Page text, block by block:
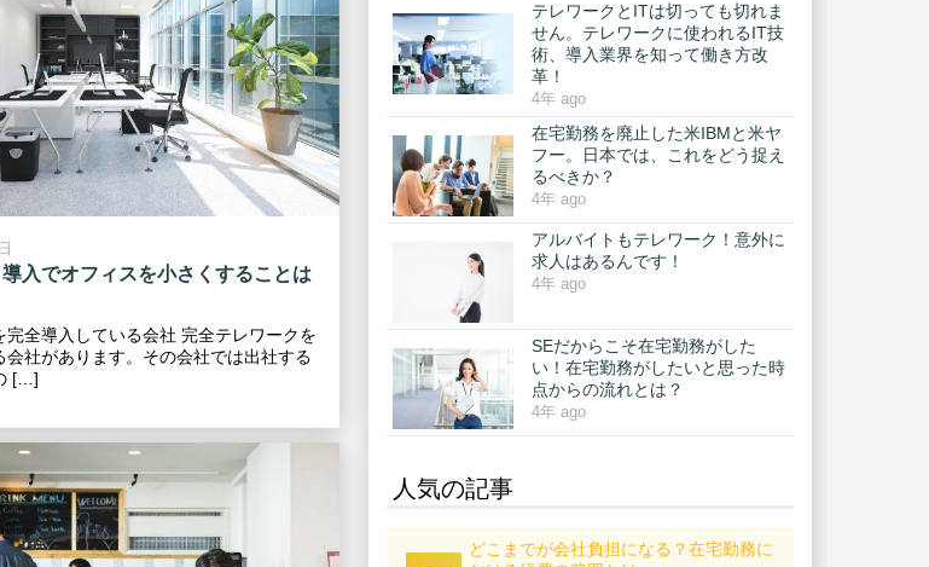
入でオフィスを小さくすることは
完全導入している会社 完全テレワークを
会社があります。その会社では出社する
[…]
テレワークとITは切っても切れま
せん。テレワークに使われるIT技
術、導入業界を知って働き方改
革！
4年 ago
在宅勤務を廃止した米IBMと米ヤ
フー。日本では、これをどう捉え
るべきか？
4年 ago
アルバイトもテレワーク！意外に
求人はあるんです！
4年 ago
SEだからこそ在宅勤務がした
い！在宅勤務がしたいと思った時
点からの流れとは？
4年 ago
人気の記事
どこまでが会社負担になる？在宅勤務に